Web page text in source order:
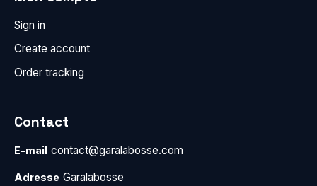
Sign in
Create account
Order tracking
Contact
E-mail contact@garalabosse.com
Adresse Garalabosse